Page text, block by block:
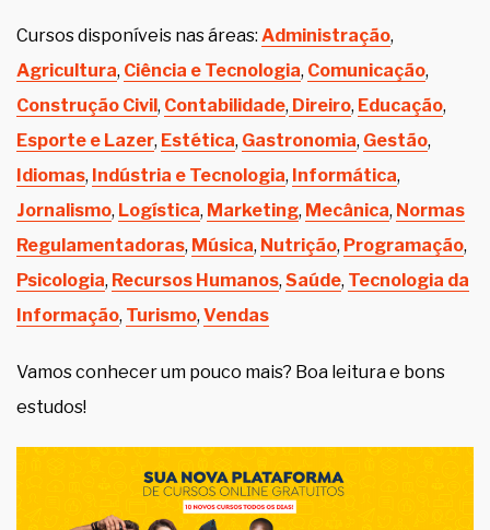
Cursos disponíveis nas áreas: Administração,
Agricultura, Ciência e Tecnologia, Comunicação,
Construção Civil, Contabilidade, Direiro, Educação,
Esporte e Lazer, Estética, Gastronomia, Gestão,
Idiomas, Indústria e Tecnologia, Informática,
Jornalismo, Logística, Marketing, Mecânica, Normas
Regulamentadoras, Música, Nutrição, Programação,
Psicologia, Recursos Humanos, Saúde, Tecnologia da
Informação, Turismo, Vendas
Vamos conhecer um pouco mais? Boa leitura e bons
estudos!